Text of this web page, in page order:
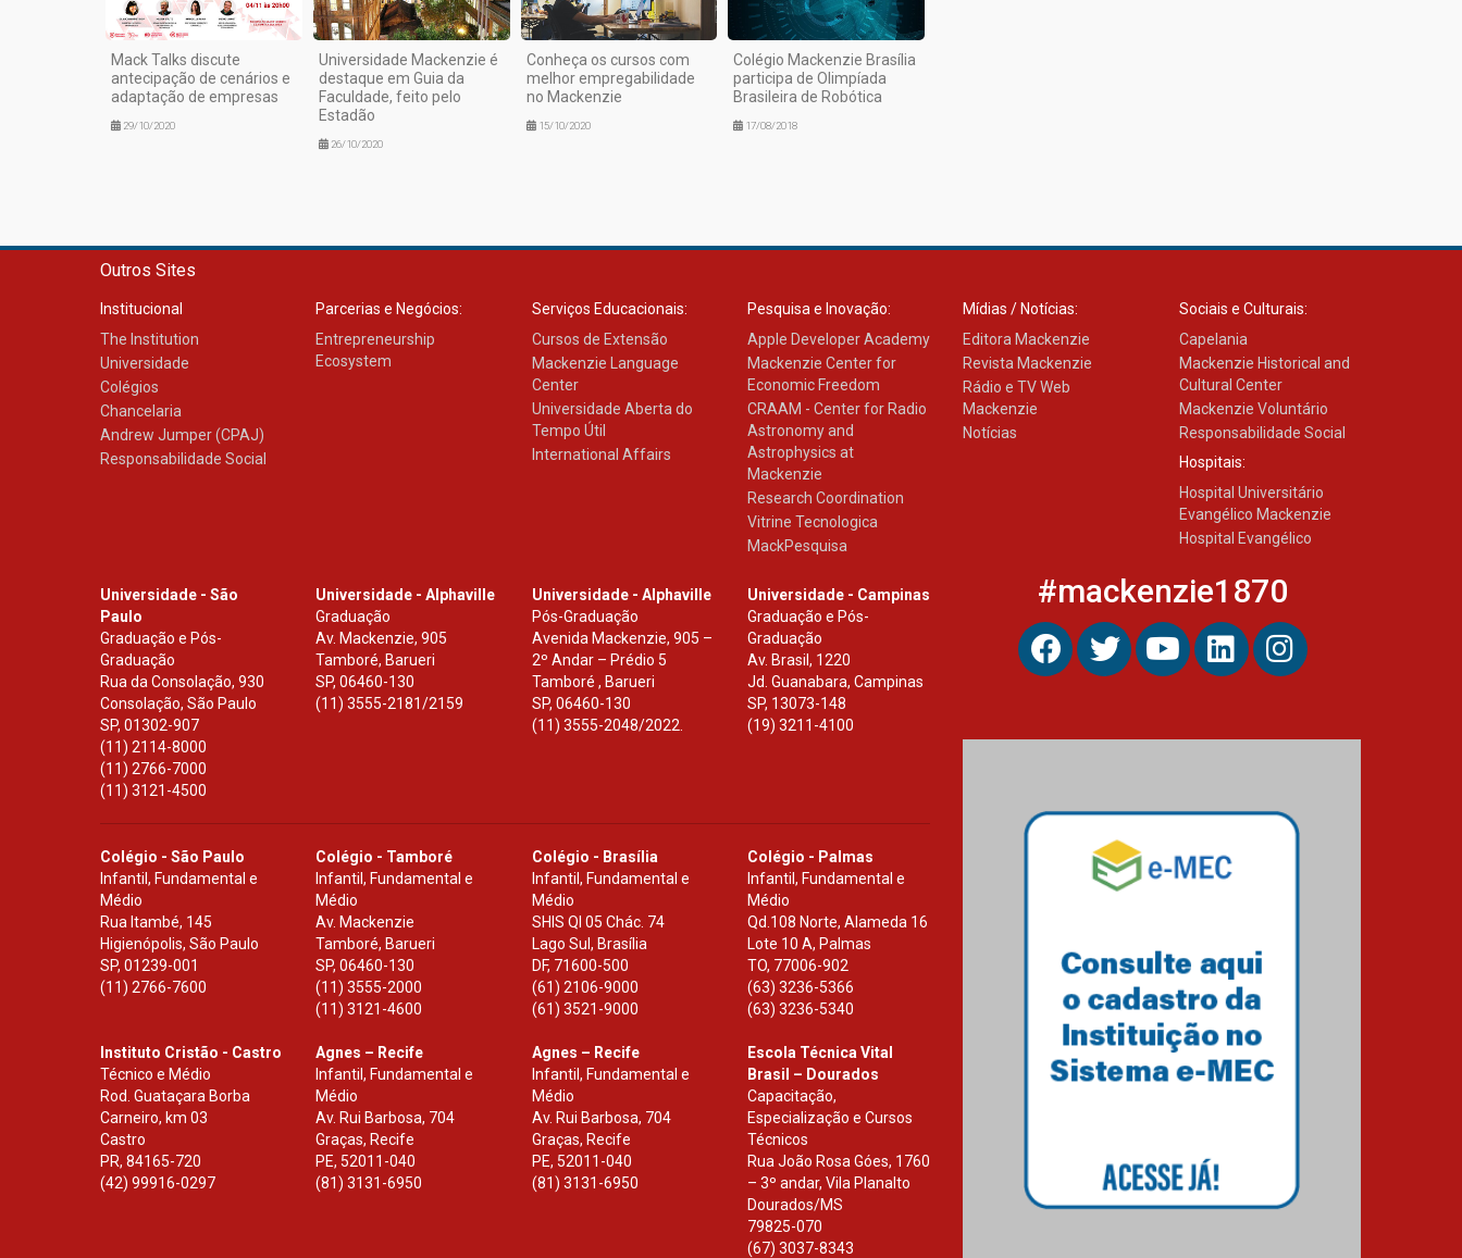
Mack Talks discute
antecipação de cenários e
adaptação de empresas
29/10/2020
Universidade Mackenzie é
destaque em Guia da
Faculdade, feito pelo
Estadão
26/10/2020
Conheça os cursos com
melhor empregabilidade
no Mackenzie
15/10/2020
Colégio Mackenzie Brasília
participa de Olimpíada
Brasileira de Robótica
17/08/2018
Outros Sites
Institucional
The Institution
Universidade
Colégios
Chancelaria
Andrew Jumper (CPAJ)
Responsabilidade Social
Parcerias e Negócios:
Entrepreneurship
Ecosystem
Serviços Educacionais:
Cursos de Extensão
Mackenzie Language
Center
Universidade Aberta do
Tempo Útil
International Affairs
Pesquisa e Inovação:
Apple Developer Academy
Mackenzie Center for
Economic Freedom
CRAAM - Center for Radio
Astronomy and
Astrophysics at
Mackenzie
Research Coordination
Vitrine Tecnologica
MackPesquisa
Mídias / Notícias:
Editora Mackenzie
Revista Mackenzie
Rádio e TV Web
Mackenzie
Notícias
Sociais e Culturais:
Capelania
Mackenzie Historical and
Cultural Center
Mackenzie Voluntário
Responsabilidade Social
Hospitais:
Hospital Universitário
Evangélico Mackenzie
Hospital Evangélico
Universidade - São
Paulo
Graduação e Pós-
Graduação
Rua da Consolação, 930
Consolação, São Paulo
SP, 01302-907
(11) 2114-8000
(11) 2766-7000
(11) 3121-4500
Universidade - Alphaville
Graduação
Av. Mackenzie, 905
Tamboré, Barueri
SP,06460-130
(11) 3555-2181/2159
Universidade - Alphaville
Pós-Graduação
Avenida Mackenzie, 905 –
2º Andar – Prédio 5
Tamboré , Barueri
SP, 06460-130
(11) 3555-2048/2022.
Universidade - Campinas
Graduação e Pós-
Graduação
Av. Brasil, 1220
Jd. Guanabara, Campinas
SP, 13073-148
(19) 3211-4100
Colégio - São Paulo
Infantil, Fundamental e
Médio
Rua Itambé, 145
Higienópolis, São Paulo
SP, 01239-001
(11) 2766-7600
Colégio - Tamboré
Infantil, Fundamental e
Médio
Av. Mackenzie
Tamboré, Barueri
SP,06460-130
(11) 3555-2000
(11) 3121-4600
Colégio - Brasília
Infantil, Fundamental e
Médio
SHIS Ql 05 Chác. 74
Lago Sul, Brasília
DF, 71600-500
(61) 2106-9000
(61) 3521-9000
Colégio - Palmas
Infantil, Fundamental e
Médio
Qd.108 Norte, Alameda 16
Lote 10 A, Palmas
TO, 77006-902
(63) 3236-5366
(63) 3236-5340
Instituto Cristão - Castro
Técnico e Médio
Rod. Guataçara Borba
Carneiro, km 03
Castro
PR, 84165-720
(42) 99916-0297
Agnes – Recife
Infantil, Fundamental e
Médio
Av. Rui Barbosa, 704
Graças, Recife
PE, 52011-040
(81) 3131-6950
Agnes – Recife
Infantil, Fundamental e
Médio
Av. Rui Barbosa, 704
Graças, Recife
PE, 52011-040
(81) 3131-6950
Escola Técnica Vital
Brasil – Dourados
Capacitação,
Especialização e Cursos
Técnicos
Rua João Rosa Góes, 1760
– 3º andar, Vila Planalto
Dourados/MS
79825-070
(67) 3037-8343
#mackenzie1870